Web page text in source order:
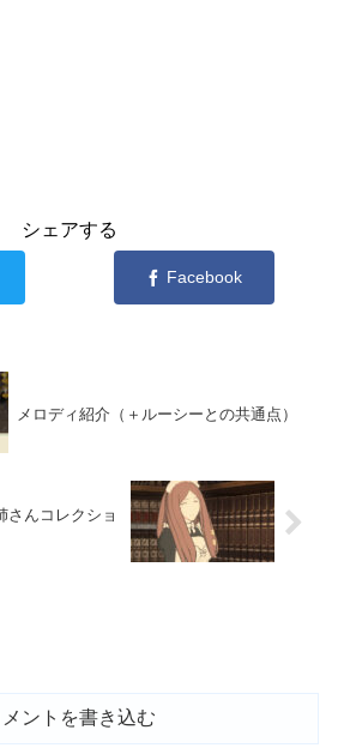
シェアする
Facebook
メロディ紹介（＋ルーシーとの共通点）
さんコレクショ
メントを書き込む